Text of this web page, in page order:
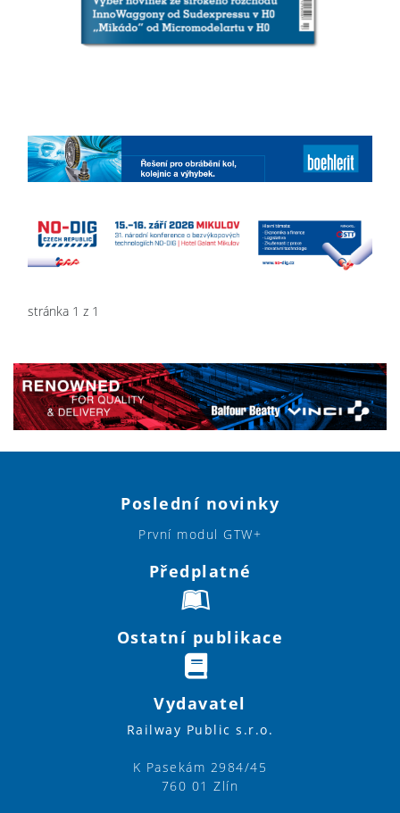
stránka 1 z 1
Poslední novinky
První modul GTW+
Předplatné
Ostatní publikace
Vydavatel
Railway Public s.r.o.
K Pasekám 2984/45
760 01 Zlín